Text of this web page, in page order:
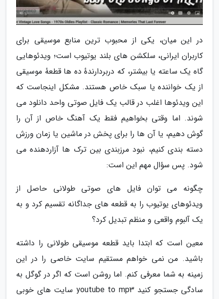
در این میان، یکی از محبوب ترین منابع موسیقی برای
کاربران ایرانی، سلکشن های بلند یوتیوب است؛ ویدئوهایی
گاه یک ساعته یا بیشتر، که دربردارندهٔ ده ها قطعهٔ موسیقی
از یک خواننده یا سبک خاص هستند. مشکل اینجاست که
این ویدئوها اغلب در قالب یک فایل صوتی واحد دانلود می
شوند. اما وقتی بخواهیم فقط یک آهنگ خاص از آن را
گوش دهیم، یا آن ها را برای پخش در ماشین یا زمان ورزش
دسته بندی کنیم، نبود مرزبندی بین ترک ها آزاردهنده می
شود. پس سؤال مهم این است:
چگونه می توان فایل های صوتی طولانی حاصل از
ویدئوهای یوتیوب را به قطعه های جداگانه تقسیم کرد و به
یک آلبوم واقعی و منظم تبدیل کرد؟
معین است که ابتدا باید قطعه موسیقی طولانی را داشته
باشید. من نمی خواهم مستقیم سایت خاصی را در این
زمینه به شما معرفی کنم. اما روشن است که اگر در گوگل به
سادگی جستجو کنید youtube to mp3 سایت های خوبی